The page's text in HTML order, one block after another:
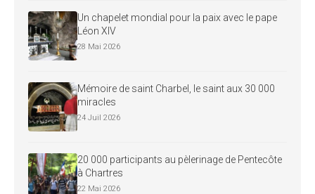
Un chapelet mondial pour la paix avec le pape
Léon XIV
28 Mai 2026
Mémoire de saint Charbel, le saint aux 30 000
miracles
24 Juil 2026
20 000 participants au pèlerinage de Pentecôte
à Chartres
22 Mai 2026